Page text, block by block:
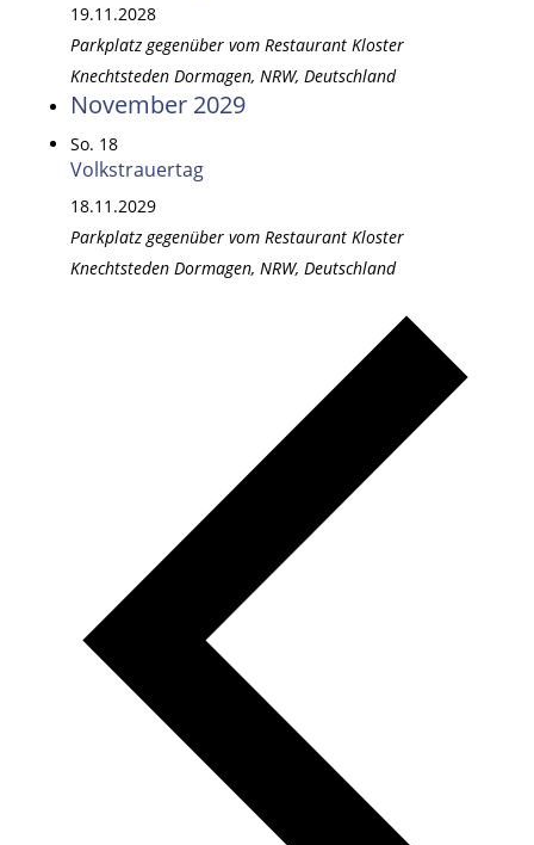
19.11.2028
Parkplatz gegenüber vom Restaurant Kloster
Knechtsteden Dormagen, NRW, Deutschland
November 2029
So. 18
Volkstrauertag
18.11.2029
Parkplatz gegenüber vom Restaurant Kloster
Knechtsteden Dormagen, NRW, Deutschland